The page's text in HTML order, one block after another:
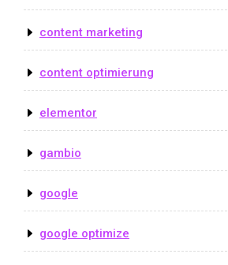
content marketing
content optimierung
elementor
gambio
google
google optimize